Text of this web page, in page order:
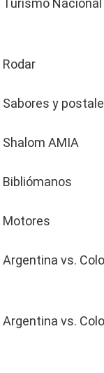
Turismo
Sabores y
AMIA
Bibliómanos
Motores
Argentina vs.
vs.